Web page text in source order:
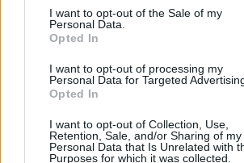
consent section.
I want to opt-out of the Sale of my
Personal Data.
Opted In
I want to opt-out of processing my
Personal Data for Targeted
Opted In
I want to opt-out of Collection, Use,
Retention, Sale, and/or Sharing of my
Personal Data that Is Unrelated with
Purposes for which it was collected.
HÍRADÓ #
GARÁZDASÁG